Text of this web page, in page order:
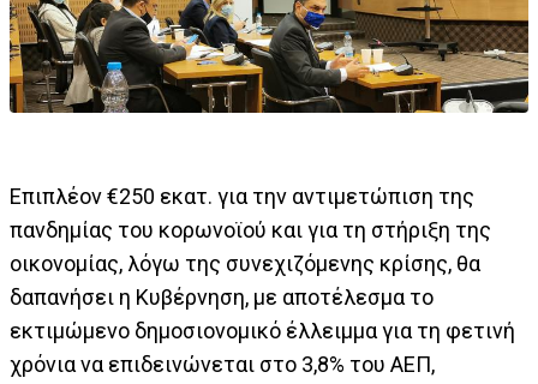
Επιπλέον €250 εκατ. για την αντιμετώπιση της
πανδημίας του κορωνοϊού και για τη στήριξη της
οικονομίας, λόγω της συνεχιζόμενης κρίσης, θα
δαπανήσει η Κυβέρνηση, με αποτέλεσμα το
εκτιμώμενο δημοσιονομικό έλλειμμα για τη φετινή
χρόνια να επιδεινώνεται στο 3,8% του ΑΕΠ,